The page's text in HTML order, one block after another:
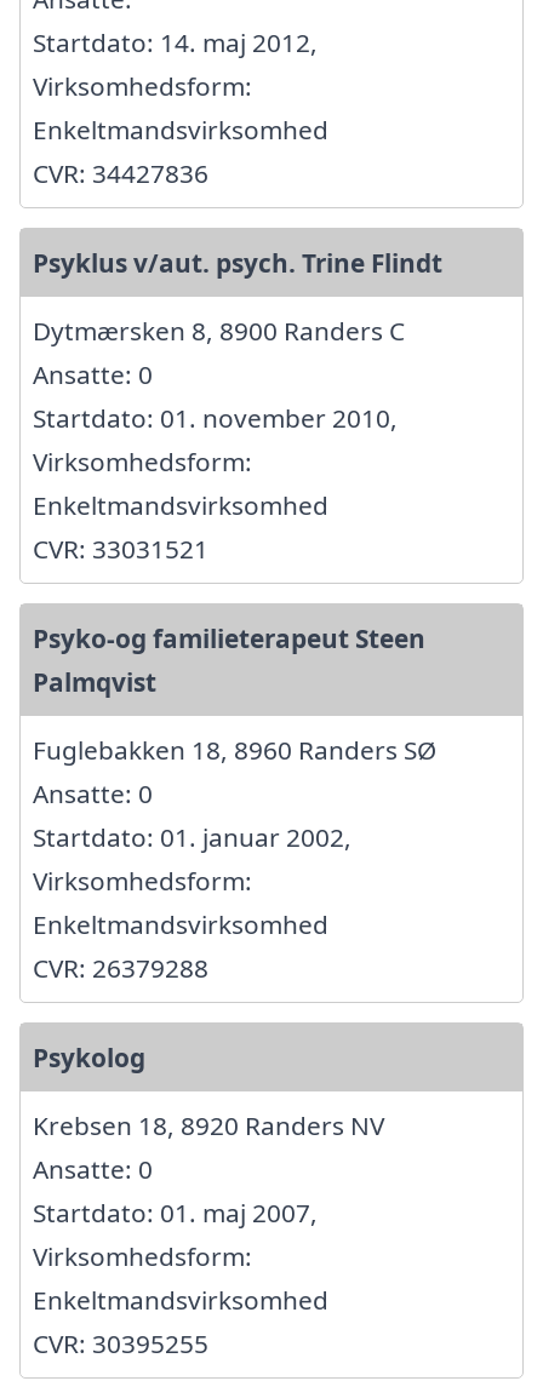
Startdato: 14. maj 2012,
Virksomhedsform:
Enkeltmandsvirksomhed
CVR: 34427836
Psyklus v/aut. psych. Trine Flindt
Dytmærsken 8, 8900 Randers C
Ansatte: 0
Startdato: 01. november 2010,
Virksomhedsform:
Enkeltmandsvirksomhed
CVR: 33031521
Psyko-og familieterapeut Steen
Palmqvist
Fuglebakken 18, 8960 Randers SØ
Ansatte: 0
Startdato: 01. januar 2002,
Virksomhedsform:
Enkeltmandsvirksomhed
CVR: 26379288
Psykolog
Krebsen 18, 8920 Randers NV
Ansatte: 0
Startdato: 01. maj 2007,
Virksomhedsform:
Enkeltmandsvirksomhed
CVR: 30395255